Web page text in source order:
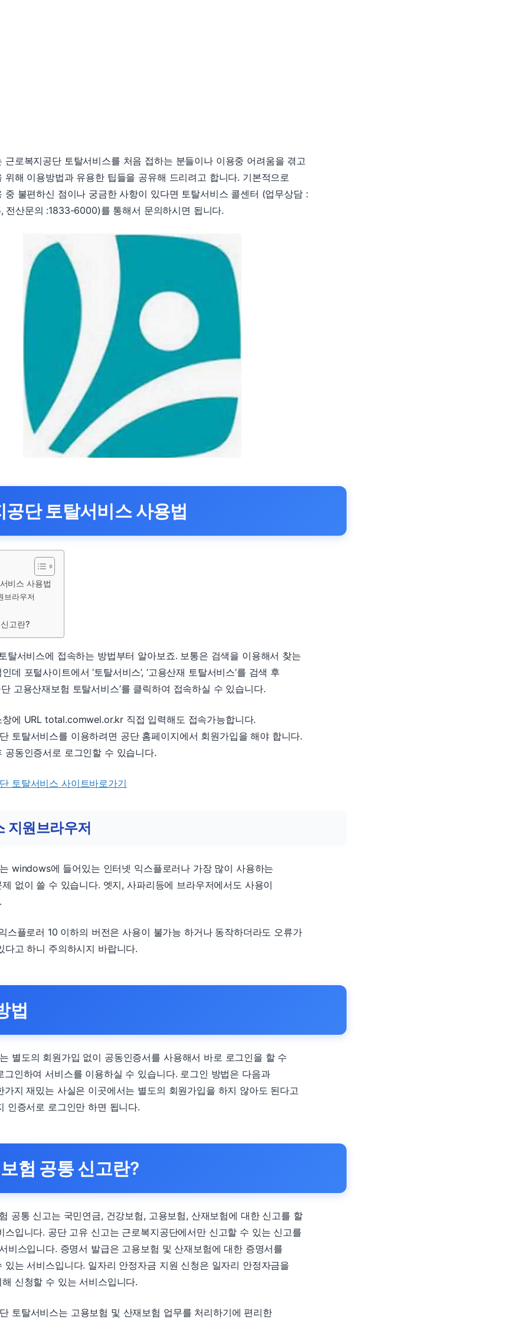
근로복지공단 토탈서비스를 처음 접하는 분들이나 이용중 어려움을 겪고
위해 이용방법과 유용한 팁들을 공유해 드리려고 합니다. 기본적으로
중 불편하신 점이나 궁금한 사항이 있다면 토탈서비스 콜센터 (업무상담 :
전산문의 :1833-6000)를 통해서 문의하시면 됩니다.
공단 토탈서비스 사용법
비스 사용법
브라우저
고란?
탈서비스에 접속하는 방법부터 알아보죠. 보통은 검색을 이용해서 찾는
데 포털사이트에서 ‘토탈서비스’, ‘고용산재 토탈서비스’를 검색 후
단 고용산재보험 토탈서비스’를 클릭하여 접속하실 수 있습니다.
에 URL total.comwel.or.kr 직접 입력해도 접속가능합니다.
토탈서비스를 이용하려면 공단 홈페이지에서 회원가입을 해야 합니다.
공동인증서로 로그인할 수 있습니다.
토탈서비스 사이트바로가기
지원브라우저
windows에 들어있는 인터넷 익스플로러나 가장 많이 사용하는
없이 쓸 수 있습니다. 엣지, 사파리등에 브라우저에서도 사용이
스플로러 10 이하의 버전은 사용이 불가능 하거나 동작하더라도 오류가
다고 하니 주의하시지 바랍니다.
법
별도의 회원가입 없이 공동인증서를 사용해서 바로 로그인을 할 수
그인하여 서비스를 이용하실 수 있습니다. 로그인 방법은 다음과
가지 재밌는 사실은 이곳에서는 별도의 회원가입을 하지 않아도 된다고
인증서로 로그인만 하면 됩니다.
험 공통 신고란?
공통 신고는 국민연금, 건강보험, 고용보험, 산재보험에 대한 신고를 할
스입니다. 공단 고유 신고는 근로복지공단에서만 신고할 수 있는 신고를
비스입니다. 증명서 발급은 고용보험 및 산재보험에 대한 증명서를
있는 서비스입니다. 일자리 안정자금 지원 신청은 일자리 안정자금을
신청할 수 있는 서비스입니다.
토탈서비스는 고용보험 및 산재보험 업무를 처리하기에 편리한